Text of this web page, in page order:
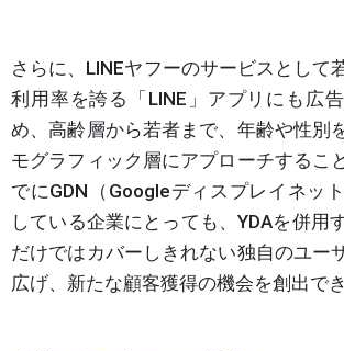
さらに、LINEヤフーのサービスとして
利用率を誇る「LINE」アプリにも広
め、高齢層から若者まで、年齢や性別
モグラフィック層にアプローチするこ
でにGDN（Googleディスプレイネッ
している企業にとっても、YDAを併用
だけではカバーしきれない独自のユー
広げ、新たな顧客獲得の機会を創出で